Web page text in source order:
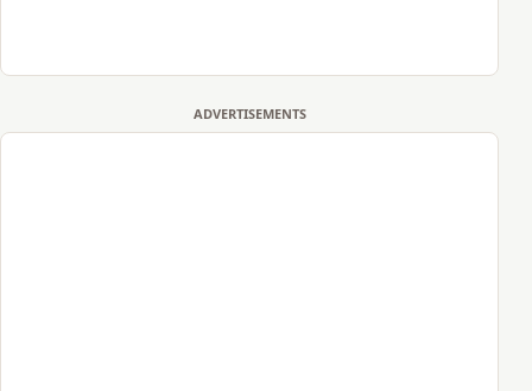
ADVERTISEMENTS